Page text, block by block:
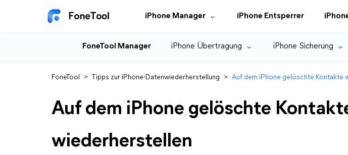
iPhone Manager iPhone Entsperrer
FoneTool Manager iPhone Übertragung iPhone Sicherung
FoneTool > Tipps zur iPhone-Datenwiederherstellung > Auf dem iPhone gelöschte Kontakte
Auf dem iPhone gelöschte
wiederherstellen